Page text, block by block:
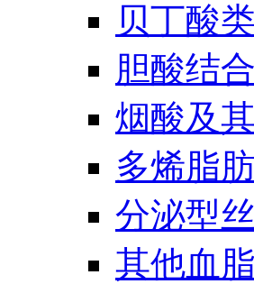
贝丁酸
胆酸结
烟酸及
多烯脂
分泌型
其他血